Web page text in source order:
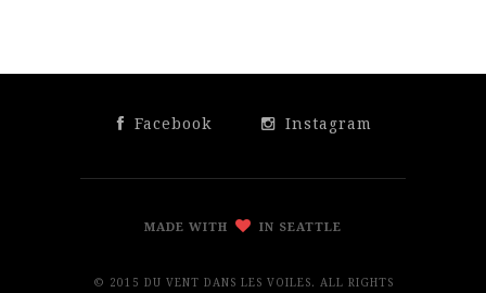
Facebook Instagram
MADE WITH IN SEATTLE
© 2015 DU VENT DANS LES VOILES. ALL RIGHTS